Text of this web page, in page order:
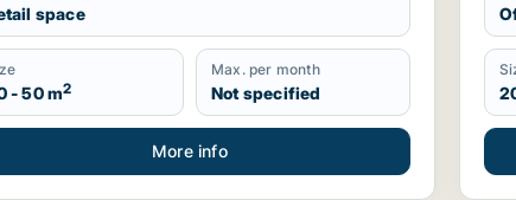
space
- 50 m2
Max. per month
Not specified
More info